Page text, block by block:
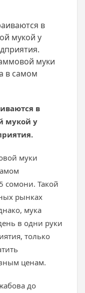
в
мукой у
муки
в самом
в
мукой у
муки
сомони. Такой
рынках
мука
в одни руки
только
ценам.
до